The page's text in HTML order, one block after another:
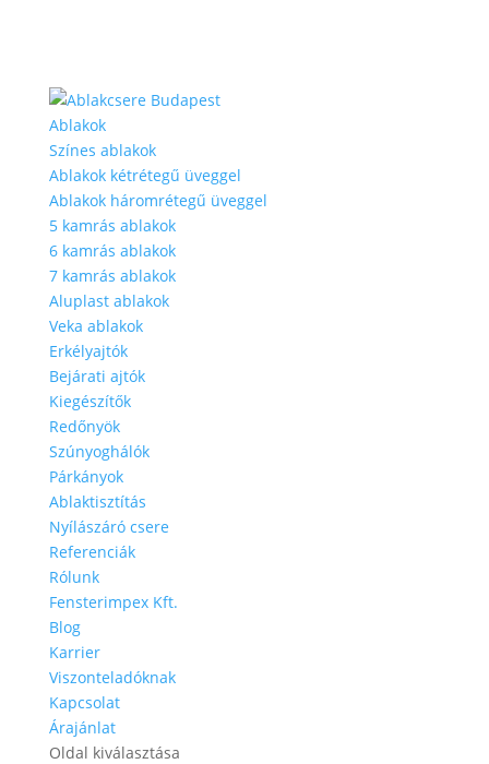
Ablakok
Színes ablakok
Ablakok kétrétegű üveggel
Ablakok háromrétegű üveggel
5 kamrás ablakok
6 kamrás ablakok
7 kamrás ablakok
Aluplast ablakok
Veka ablakok
Erkélyajtók
Bejárati ajtók
Kiegészítők
Redőnyök
Szúnyoghálók
Párkányok
Ablaktisztítás
Nyílászáró csere
Referenciák
Rólunk
Fensterimpex Kft.
Blog
Karrier
Viszonteladóknak
Kapcsolat
Árajánlat
Oldal kiválasztása